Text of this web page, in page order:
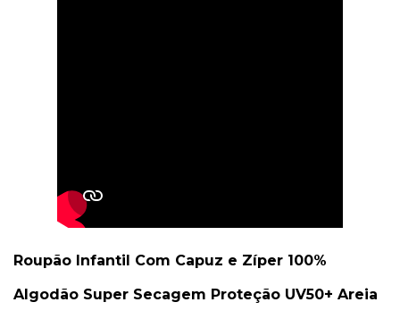
Roupão Infantil Com Capuz e Zíper 100%
Algodão Super Secagem Proteção UV50+ Areia